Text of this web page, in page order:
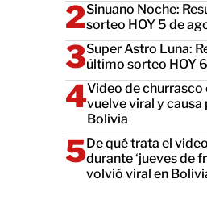
Sinuano Noche:
sorteo HOY 5 de
Super Astro Luna:
último sorteo HOY
Video de churrasco
vuelve viral y causa
Bolivia
De qué trata el
durante ‘jueves de
volvió viral en